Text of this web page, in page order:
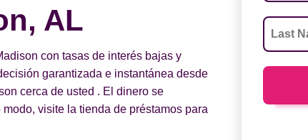
AL
con tasas de interés bajas y
garantizada e instantánea desde
cerca de usted . El dinero se
visite la tienda de préstamos para